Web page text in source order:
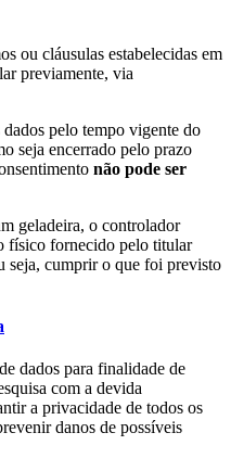
ou cláusulas estabelecidas em
previamente, via
dados pelo tempo vigente do
seja encerrado pelo prazo
não pode ser
geladeira, o controlador
físico fornecido pelo titular
seja, cumprir o que foi previsto
dados para finalidade de
com a devida
a privacidade de todos os
danos de possíveis